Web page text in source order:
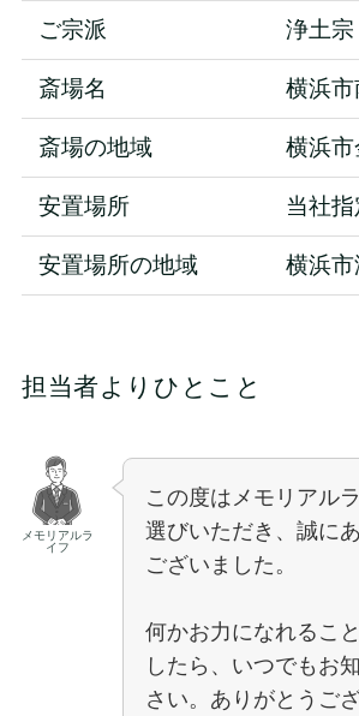
ご宗派 浄土宗
斎場名 横浜
斎場の地域 横浜
安置場所 当社
安置場所の地域 横浜
担当者よりひとこと
メモリアルラ
イフ
この度はメモリアル
選びいただき、誠に
ございました。
何かお力になれるこ
したら、いつでもお
さい。ありがとうご